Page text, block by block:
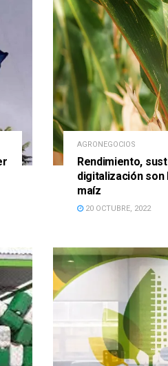
AGRONEGOCIOS
Rendimiento,
digitalización
maíz
20 OCTUBRE, 2022